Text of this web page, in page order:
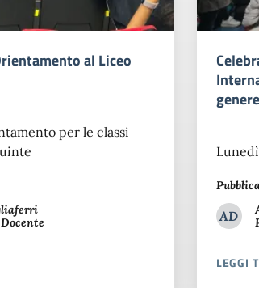
DELLA SCIENZA”
al Liceo
per le classi
DI ORIENTAMENTO AL LICEO MORGAGNI
AD
LEGGI
ABOUT